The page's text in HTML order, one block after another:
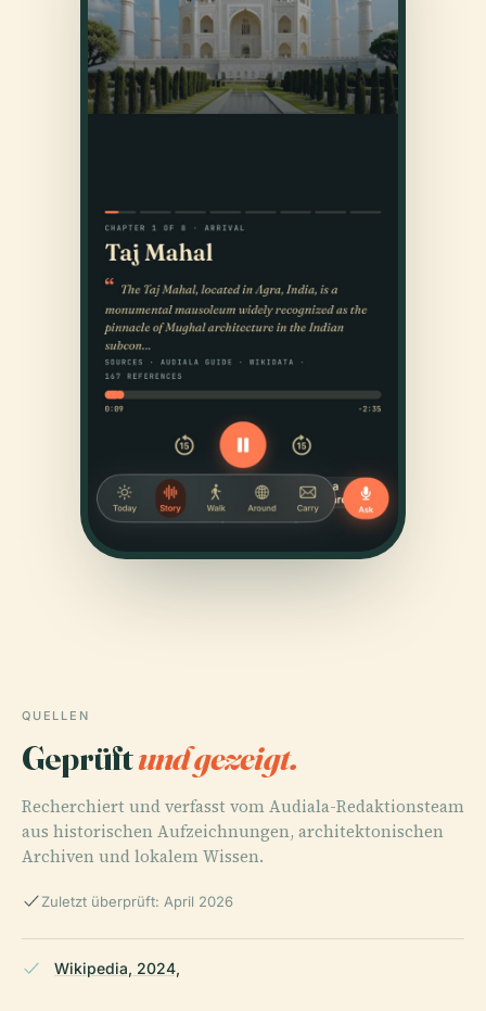
QUELLEN
Geprüftund gezeigt.
Recherchiert und verfasst vom Audiala-Redaktionsteam
aus historischen Aufzeichnungen, architektonischen
Archiven und lokalem Wissen.
Zuletzt überprüft: April 2026
Wikipedia, 2024,